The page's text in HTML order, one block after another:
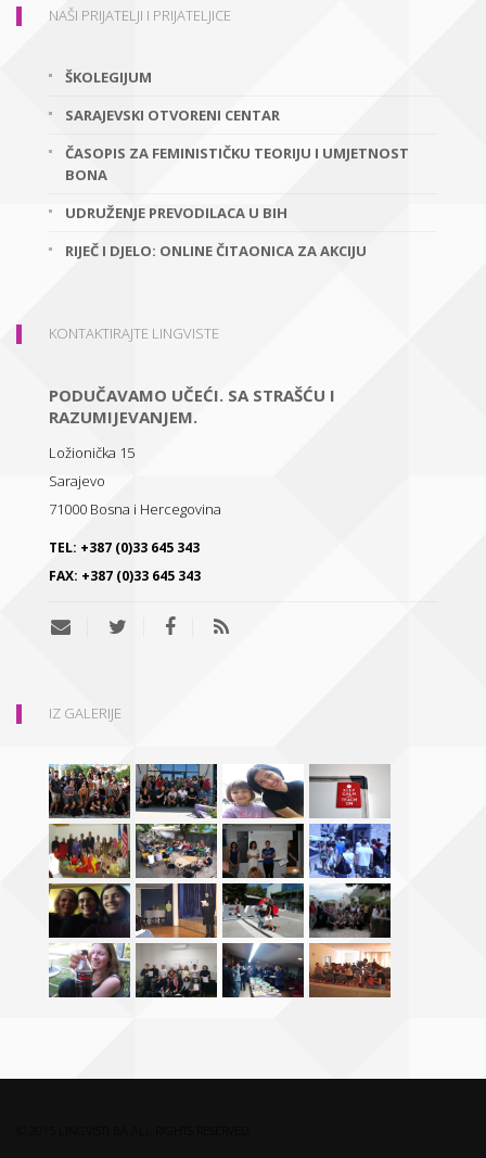
NAŠI PRIJATELJI I PRIJATELJICE
ŠKOLEGIJUM
SARAJEVSKI OTVORENI CENTAR
ČASOPIS ZA FEMINISTIČKU TEORIJU I UMJETNOST
BONA
UDRUŽENJE PREVODILACA U BIH
RIJEČ I DJELO: ONLINE ČITAONICA ZA AKCIJU
KONTAKTIRAJTE LINGVISTE
PODUČAVAMO UČEĆI. SA STRAŠĆU I
RAZUMIJEVANJEM.
Ložionička 15
Sarajevo
71000 Bosna i Hercegovina
TEL: +387 (0)33 645 343
FAX: +387 (0)33 645 343
IZ GALERIJE